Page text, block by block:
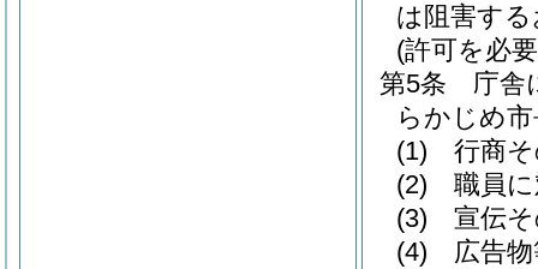
は阻害す
(許可を必
第5条
庁舎
らかじめ
(1)
行商
(2)
職員
(3)
宣伝
(4)
広告